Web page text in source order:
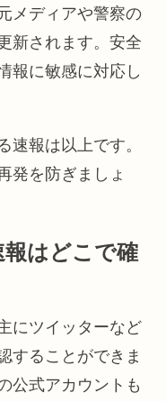
メディアや警察の
新されます。安全
報に敏感に対応し
速報は以上です。
発を防ぎましょ
はどこで確
にツイッターなど
することができま
公式アカウントも